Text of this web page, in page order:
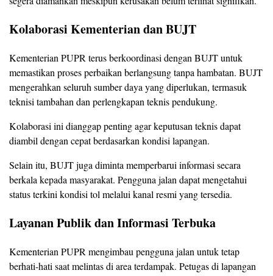
Kolaborasi Kementerian dan BUJT
Kementerian PUPR terus berkoordinasi dengan BUJT untuk
memastikan proses perbaikan berlangsung tanpa hambatan. BUJT
mengerahkan seluruh sumber daya yang diperlukan, termasuk
teknisi tambahan dan perlengkapan teknis pendukung.
Kolaborasi ini dianggap penting agar keputusan teknis dapat
diambil dengan cepat berdasarkan kondisi lapangan.
Selain itu, BUJT juga diminta memperbarui informasi secara
berkala kepada masyarakat. Pengguna jalan dapat mengetahui
status terkini kondisi tol melalui kanal resmi yang tersedia.
Layanan Publik dan Informasi Terbuka
Kementerian PUPR mengimbau pengguna jalan untuk tetap
berhati-hati saat melintas di area terdampak. Petugas di lapangan